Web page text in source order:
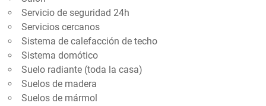
Servicio de seguridad 24h
Servicios cercanos
Sistema de calefacción de techo
Sistema domótico
Suelo radiante (toda la casa)
Suelos de madera
Suelos de mármol